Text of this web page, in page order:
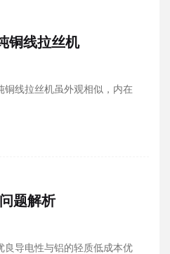
铜线拉丝机
铜线拉丝机虽外观相似，内在
题解析
良导电性与铝的轻质低成本优